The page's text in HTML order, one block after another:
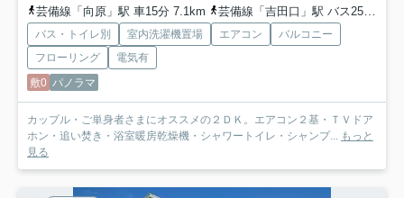
芸備線「向原」駅 車15分 7.1km
芸備線「吉田口」駅 バス25分 備北交通「青迫バス停」 停歩4分
バス・トイレ別 室内洗濯機置場 エアコン
バルコニー
フローリング
電気有
敷0 パノラマ
カップル・ご単身者さまにオススメの２ＤＫ。エアコン２基・ＴＶドア
ホン・追い焚き・浴室暖房乾燥機・シャワートイレ・シャンプ... もっと
見る